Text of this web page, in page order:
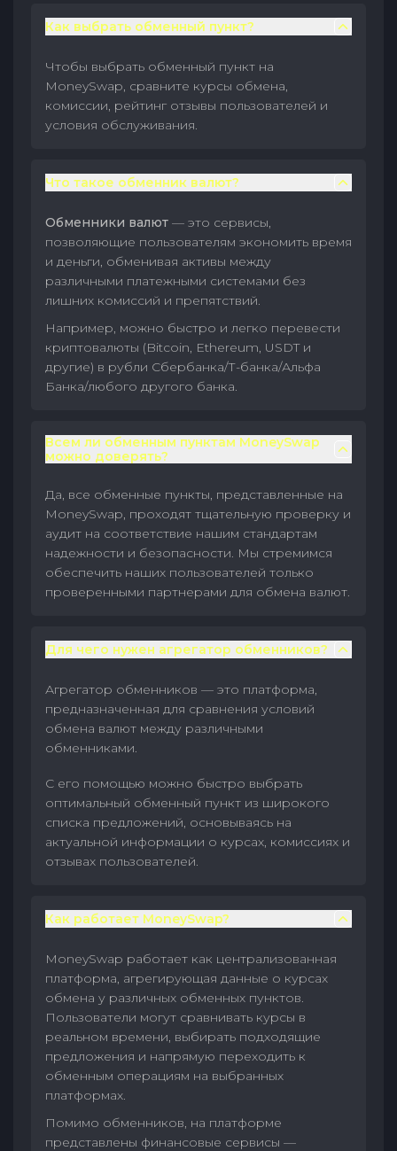
Как выбрать обменный пункт?
Чтобы выбрать обменный пункт на
MoneySwap, сравните курсы обмена,
комиссии, рейтинг отзывы пользователей и
условия обслуживания.
Что такое обменник валют?
Обменники валют — это сервисы,
позволяющие пользователям экономить время
и деньги, обменивая активы между
различными платежными системами без
лишних комиссий и препятствий.
Например, можно быстро и легко перевести
криптовалюты (Bitcoin, Ethereum, USDT и
другие) в рубли Сбербанка/Т-банка/Альфа
Банка/любого другого банка.
Всем ли обменным пунктам MoneySwap
можно доверять?
Да, все обменные пункты, представленные на
MoneySwap, проходят тщательную проверку и
аудит на соответствие нашим стандартам
надежности и безопасности. Мы стремимся
обеспечить наших пользователей только
проверенными партнерами для обмена валют.
Для чего нужен агрегатор обменников?
Агрегатор обменников — это платформа,
предназначенная для сравнения условий
обмена валют между различными
обменниками.
С его помощью можно быстро выбрать
оптимальный обменный пункт из широкого
списка предложений, основываясь на
актуальной информации о курсах, комиссиях и
отзывах пользователей.
Как работает MoneySwap?
MoneySwap работает как централизованная
платформа, агрегирующая данные о курсах
обмена у различных обменных пунктов.
Пользователи могут сравнивать курсы в
реальном времени, выбирать подходящие
предложения и напрямую переходить к
обменным операциям на выбранных
платформах.
Помимо обменников, на платформе
представлены финансовые сервисы —